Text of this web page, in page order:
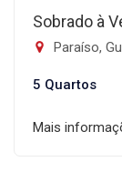
Sobrado à
Paraíso,
5 Quartos
Mais